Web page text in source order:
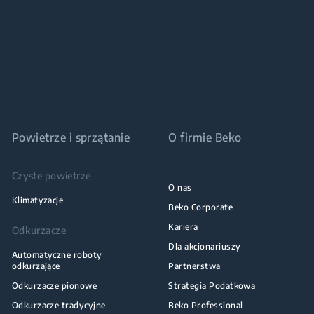
Powietrze i sprzątanie
Czyste powietrze
Klimatyzacje
Odkurzacze
Automatyczne roboty
odkurzające
Odkurzacze pionowe
Odkurzacze tradycyjne
O firmie Beko
O nas
Beko Corporate
Kariera
Dla akcjonariuszy
Partnerstwa
Strategia Podatkowa
Beko Professional